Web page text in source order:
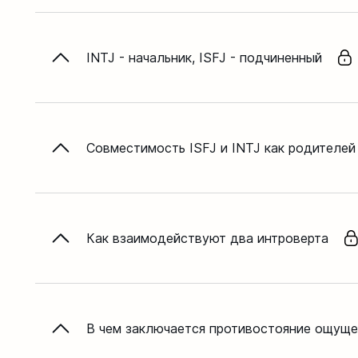
INTJ - начальник, ISFJ - подчиненный
Совместимость ISFJ и INTJ как родителей
Как взаимодействуют два интроверта
В чем заключается противостояние